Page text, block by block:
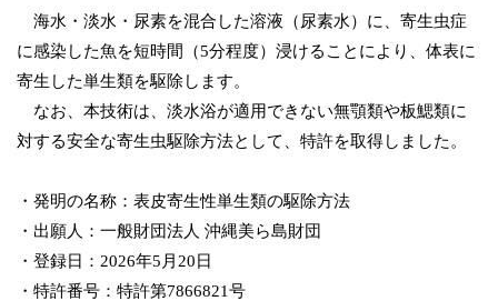
海水・淡水・尿素を混合した溶液（尿素水）に、寄生虫症
に感染した魚を短時間（5分程度）浸けることにより、体表に
寄生した単生類を駆除します。
なお、本技術は、淡水浴が適用できない無顎類や板鰓類に
対する安全な寄生虫駆除方法として、特許を取得しました。
・発明の名称：表皮寄生性単生類の駆除方法
・出願人：一般財団法人 沖縄美ら島財団
・登録日：2026年5月20日
・特許番号：特許第7866821号